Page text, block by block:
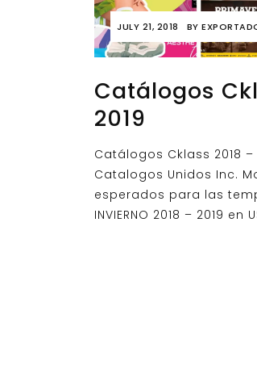
JULY 21, 2018 BY
Catálogos
2019
Catálogos Cklass 2018
Catalogos Unidos Inc.
esperados para las
INVIERNO 2018 – 2019 en